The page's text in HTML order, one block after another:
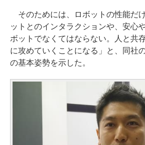
そのためには、ロボットの性能だ
ットとのインタラクションや、安心
ボットでなくてはならない。人と共
に攻めていくことになる」と、同社
の基本姿勢を示した。